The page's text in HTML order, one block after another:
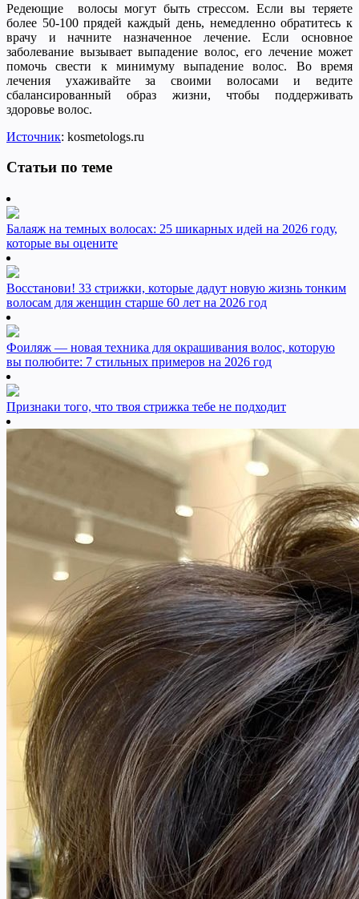
Редеющие волосы могут быть стрессом. Если вы теряете
более 50-100 прядей каждый день, немедленно обратитесь к
врачу и начните назначенное лечение. Если основное
заболевание вызывает выпадение волос, его лечение может
помочь свести к минимуму выпадение волос. Во время
лечения ухаживайте за своими волосами и ведите
сбалансированный образ жизни, чтобы поддерживать
здоровье волос.
Источник: kosmetologs.ru
Статьи по теме
Балаяж на темных волосах: 25 шикарных идей на 2026 году,
которые вы оцените
Восстанови! 33 стрижки, которые дадут новую жизнь тонким
волосам для женщин старше 60 лет на 2026 год
Фоиляж — новая техника для окрашивания волос, которую
вы полюбите: 7 стильных примеров на 2026 год
Признаки того, что твоя стрижка тебе не подходит